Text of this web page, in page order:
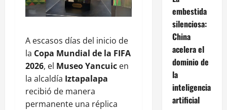
A escasos días del inicio de
la Copa Mundial de la FIFA
2026, el Museo Yancuic en
la alcaldía Iztapalapa
recibió de manera
permanente una réplica
embestida
silenciosa:
China
acelera el
dominio de
la
inteligencia
artificial